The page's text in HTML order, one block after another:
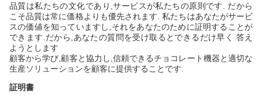
品質は私たちの文化であり,サービスが私たちの原則です. だから
こそ品質は常に価格よりも優先されます. 私たちはあなたがサービ
スの価値を知っていますし,それをあなたのために証明することが
できます.だから,あなたの質問を受け取るとできるだけ早く 答え
ようとします
顧客から学び,顧客と協力し,信頼できるチョコレート機器と適切な
生産ソリューションを顧客に提供することです.
証明書